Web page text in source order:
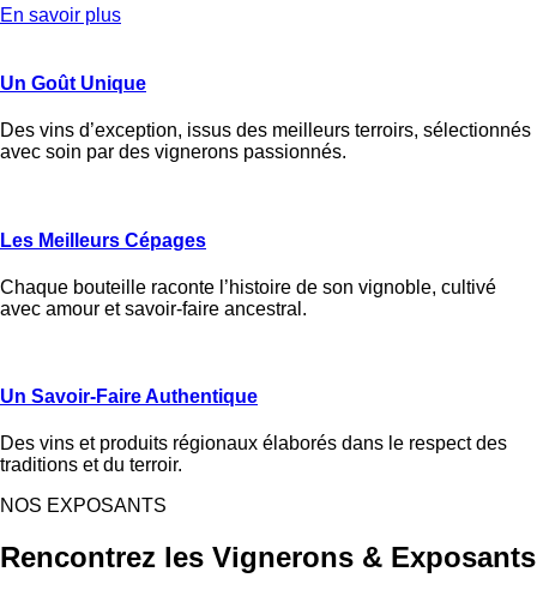
En savoir plus
Un Goût Unique
Des vins d’exception, issus des meilleurs terroirs, sélectionnés
avec soin par des vignerons passionnés.
Les Meilleurs Cépages
Chaque bouteille raconte l’histoire de son vignoble, cultivé
avec amour et savoir-faire ancestral.
Un Savoir-Faire Authentique
Des vins et produits régionaux élaborés dans le respect des
traditions et du terroir.
NOS EXPOSANTS
Rencontrez les Vignerons & Exposants